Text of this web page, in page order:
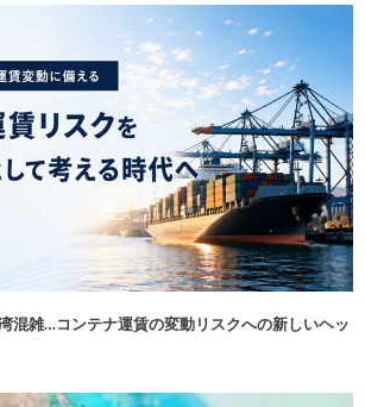
混雑…コンテナ運賃の変動リスクへの新しいヘッ